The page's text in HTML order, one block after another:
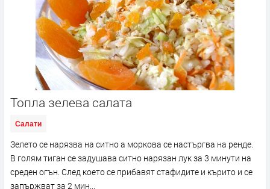
Топла зелева салата
Салати
Зелето се нарязва на ситно а моркова се настъргва на ренде.
В голям тиган се задушава ситно нарязан лук за 3 минути на
среден огън. След което се прибавят стафидите и кърито и се
запържват за 2 мин...